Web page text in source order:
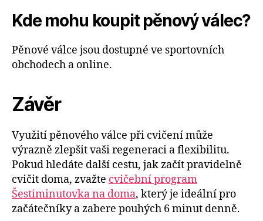
Kde mohu koupit pěnový válec?
Pěnové válce jsou dostupné ve sportovních
obchodech a online.
Závěr
Využití pěnového válce při cvičení může
výrazně zlepšit vaši regeneraci a flexibilitu.
Pokud hledáte další cestu, jak začít pravidelně
cvičit doma, zvažte cvičební program
Šestiminutovka na doma, který je ideální pro
začátečníky a zabere pouhých 6 minut denně.